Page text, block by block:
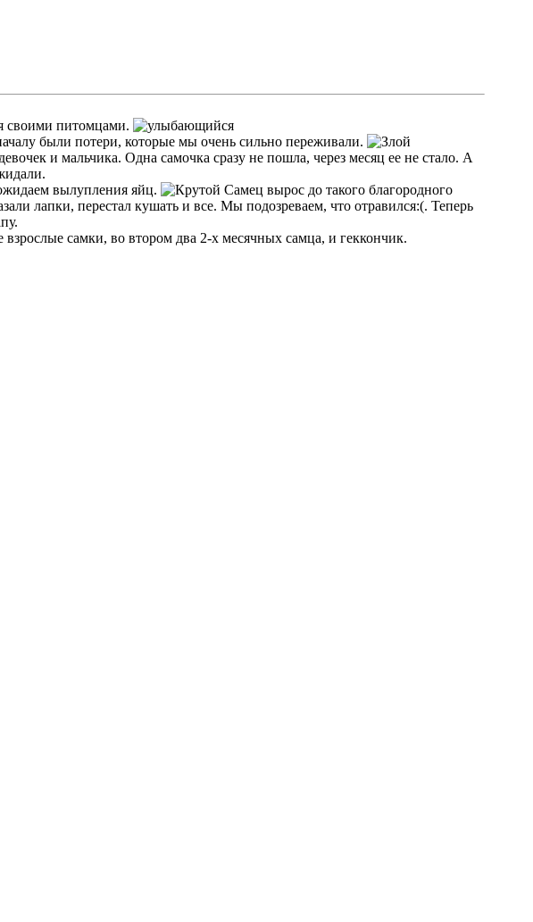
своими питомцами.
были потери, которые мы очень сильно переживали.
и мальчика. Одна самочка сразу не пошла, через месяц ее не стало. А
вылупления яйц.
Самец вырос до такого благородного
лапки, перестал кушать и все. Мы подозреваем, что отравился:(. Теперь
самки, во втором два 2-х месячных самца, и геккончик.